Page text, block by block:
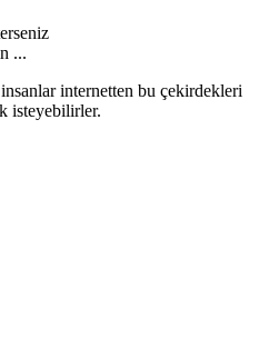
...
internetten bu çekirdekleri
isteyebilirler.